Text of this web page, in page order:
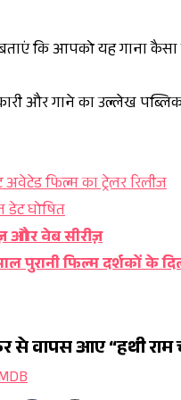
कि आपको यह गाना कैसा
और गाने का उल्लेख
फिल्म का ट्रेलर रिलीज
डेट घोषित
और वेब सीरीज़
पुरानी फिल्म दर्शकों के
से वापस आए “हथी